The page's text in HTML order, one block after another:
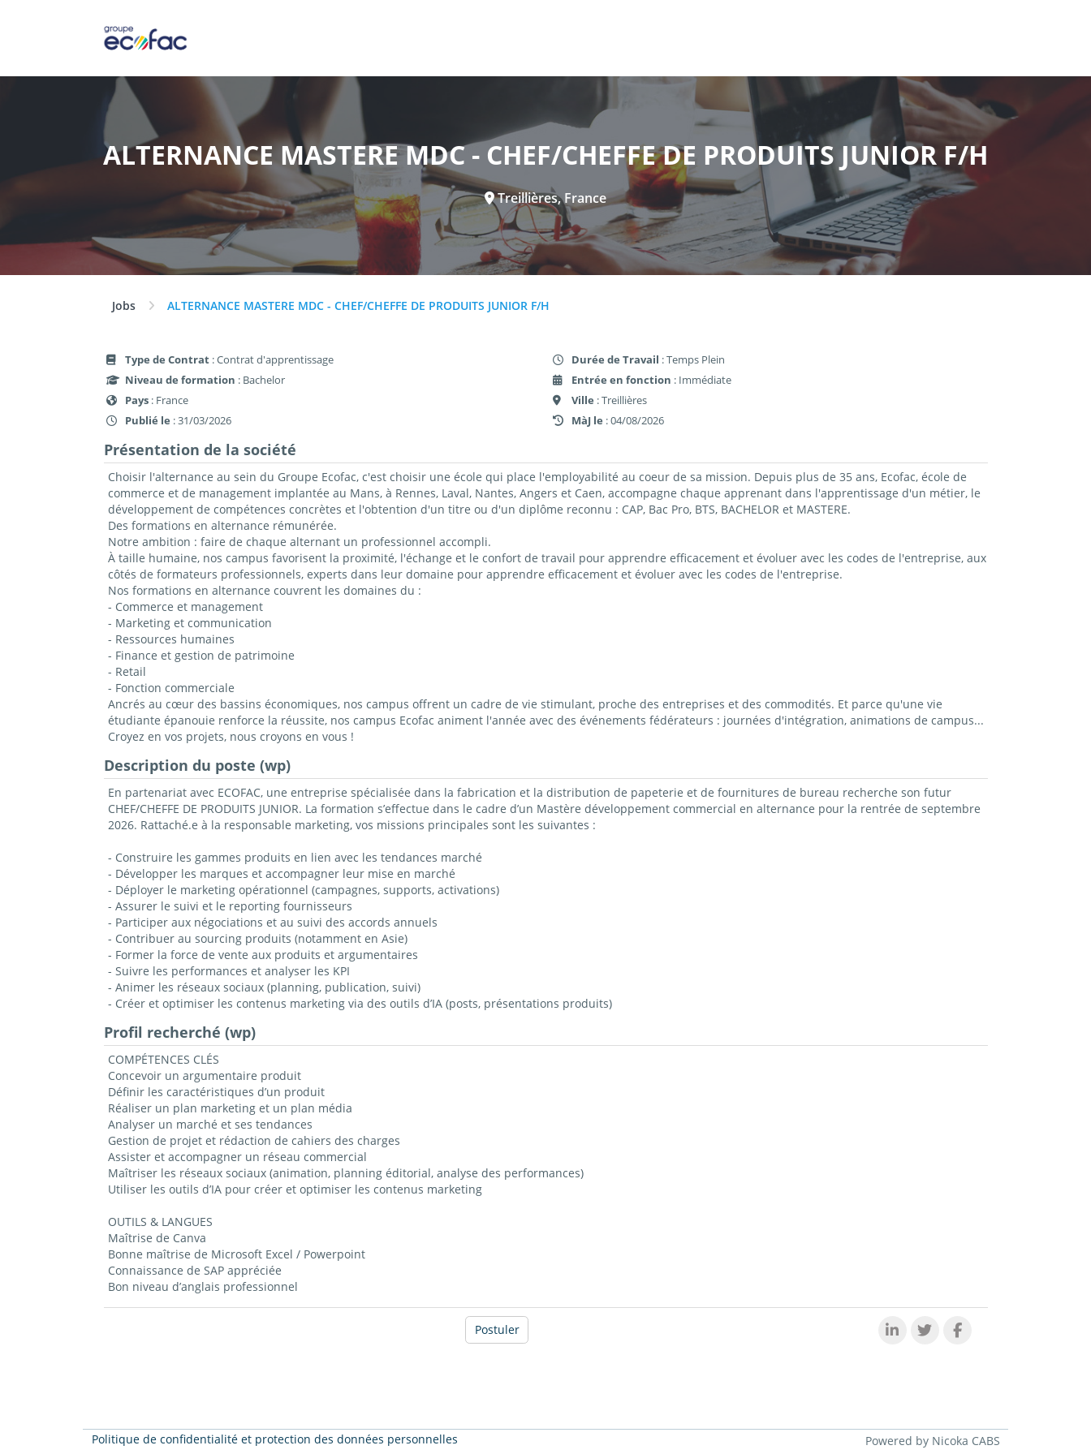
ALTERNANCE MASTERE MDC - CHEF/CHEFFE DE PRODUITS JUNIOR F/H
Treillières, France
Jobs ALTERNANCE MASTERE MDC - CHEF/CHEFFE DE PRODUITS JUNIOR F/H
Type de Contrat : Contrat d'apprentissage
Niveau de formation : Bachelor
Pays : France
Publié le : 31/03/2026
Durée de Travail : Temps Plein
Entrée en fonction : Immédiate
Ville : Treillières
MàJ le : 04/08/2026
Présentation de la société
Choisir l'alternance au sein du Groupe Ecofac, c'est choisir une école qui place l'employabilité au coeur de sa mission. Depuis plus de 35 ans, Ecofac, école de
commerce et de management implantée au Mans, à Rennes, Laval, Nantes, Angers et Caen, accompagne chaque apprenant dans l'apprentissage d'un métier, le
développement de compétences concrètes et l'obtention d'un titre ou d'un diplôme reconnu : CAP, Bac Pro, BTS, BACHELOR et MASTERE.
Des formations en alternance rémunérée.
Notre ambition : faire de chaque alternant un professionnel accompli.
À taille humaine, nos campus favorisent la proximité, l'échange et le confort de travail pour apprendre efficacement et évoluer avec les codes de l'entreprise, aux
côtés de formateurs professionnels, experts dans leur domaine pour apprendre efficacement et évoluer avec les codes de l'entreprise.
Nos formations en alternance couvrent les domaines du :
- Commerce et management
- Marketing et communication
- Ressources humaines
- Finance et gestion de patrimoine
- Retail
- Fonction commerciale
Ancrés au cœur des bassins économiques, nos campus offrent un cadre de vie stimulant, proche des entreprises et des commodités. Et parce qu'une vie
étudiante épanouie renforce la réussite, nos campus Ecofac animent l'année avec des événements fédérateurs : journées d'intégration, animations de campus...
Croyez en vos projets, nous croyons en vous !
Description du poste (wp)
En partenariat avec ECOFAC, une entreprise spécialisée dans la fabrication et la distribution de papeterie et de fournitures de bureau recherche son futur
CHEF/CHEFFE DE PRODUITS JUNIOR. La formation s’effectue dans le cadre d’un Mastère développement commercial en alternance pour la rentrée de septembre
2026. Rattaché.e à la responsable marketing, vos missions principales sont les suivantes :
- Construire les gammes produits en lien avec les tendances marché
- Développer les marques et accompagner leur mise en marché
- Déployer le marketing opérationnel (campagnes, supports, activations)
- Assurer le suivi et le reporting fournisseurs
- Participer aux négociations et au suivi des accords annuels
- Contribuer au sourcing produits (notamment en Asie)
- Former la force de vente aux produits et argumentaires
- Suivre les performances et analyser les KPI
- Animer les réseaux sociaux (planning, publication, suivi)
- Créer et optimiser les contenus marketing via des outils d’IA (posts, présentations produits)
Profil recherché (wp)
COMPÉTENCES CLÉS
Concevoir un argumentaire produit
Définir les caractéristiques d’un produit
Réaliser un plan marketing et un plan média
Analyser un marché et ses tendances
Gestion de projet et rédaction de cahiers des charges
Assister et accompagner un réseau commercial
Maîtriser les réseaux sociaux (animation, planning éditorial, analyse des performances)
Utiliser les outils d’IA pour créer et optimiser les contenus marketing
OUTILS & LANGUES
Maîtrise de Canva
Bonne maîtrise de Microsoft Excel / Powerpoint
Connaissance de SAP appréciée
Bon niveau d’anglais professionnel
Postuler
Politique de confidentialité et protection des données personnelles Powered by Nicoka CABS